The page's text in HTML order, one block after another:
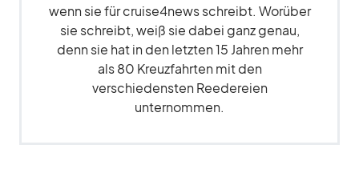
wenn sie für cruise4news schreibt. Worüber
sie schreibt, weiß sie dabei ganz genau,
denn sie hat in den letzten 15 Jahren mehr
als 80 Kreuzfahrten mit den
verschiedensten Reedereien
unternommen.